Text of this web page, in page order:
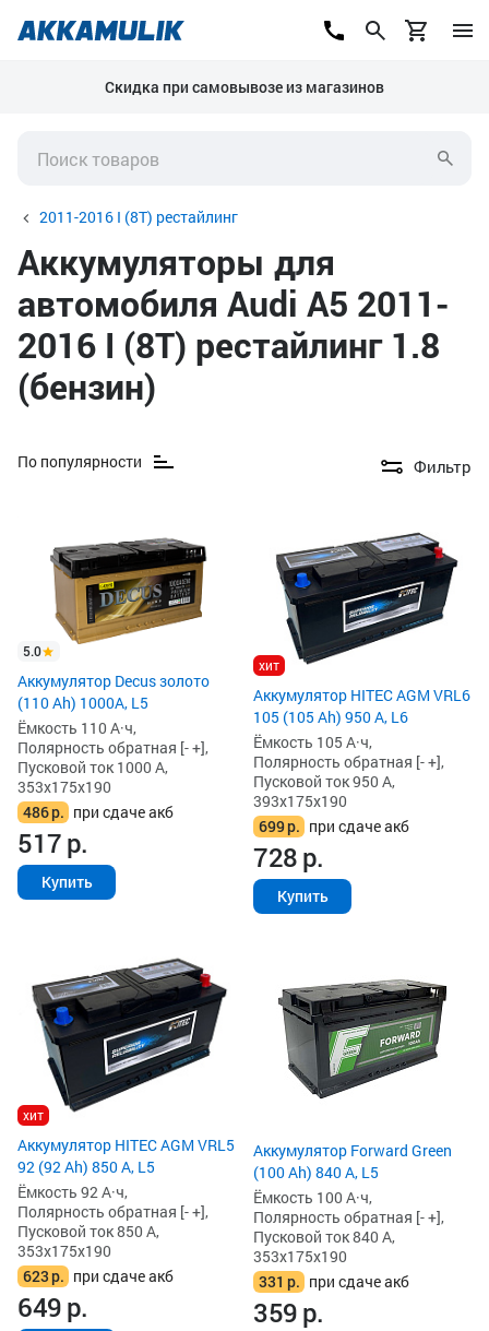
Скидка при самовывозе из магазинов
2011-2016 I (8T) рестайлинг
Аккумуляторы для
автомобиля Audi A5 2011-
2016 I (8T) рестайлинг 1.8
(бензин)
По популярности Фильтр
5.0
Аккумулятор Decus золото
(110 Ah) 1000A, L5
Ёмкость 110 А·ч,
Полярность обратная [- +],
Пусковой ток 1000 А,
353x175x190
486р. при сдаче акб
517р.
Купить
хит
Аккумулятор HITEC AGM VRL6
105 (105 Ah) 950 А, L6
Ёмкость 105 А·ч,
Полярность обратная [- +],
Пусковой ток 950 А,
393x175x190
699р. при сдаче акб
728р.
Купить
хит
Аккумулятор HITEC AGM VRL5
92 (92 Ah) 850 А, L5
Ёмкость 92 А·ч,
Полярность обратная [- +],
Пусковой ток 850 А,
353x175x190
623р. при сдаче акб
649р.
Аккумулятор Forward Green
(100 Ah) 840 А, L5
Ёмкость 100 А·ч,
Полярность обратная [- +],
Пусковой ток 840 А,
353x175x190
331 р. при сдаче акб
359р.